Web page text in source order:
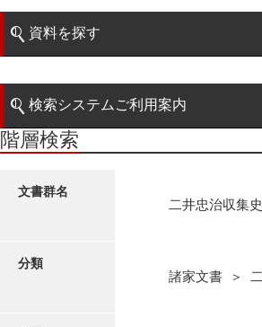
藩政文書
特定歴史公文書
諸家文書
資料を探す
階層検索
検索システムご利用案内
検索システムの利用について
更新履歴
階層検索
文書群名
二井忠治収集
分類
諸家文書 ＞